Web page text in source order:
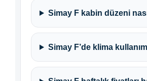
Simay F kabin düzeni
Simay F’de klima